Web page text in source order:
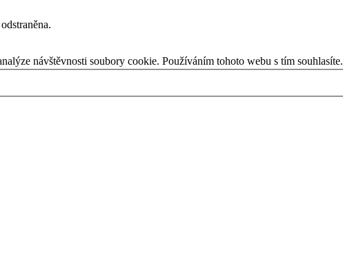
návštěvnosti soubory cookie. Používáním tohoto webu s tím souhlasíte.